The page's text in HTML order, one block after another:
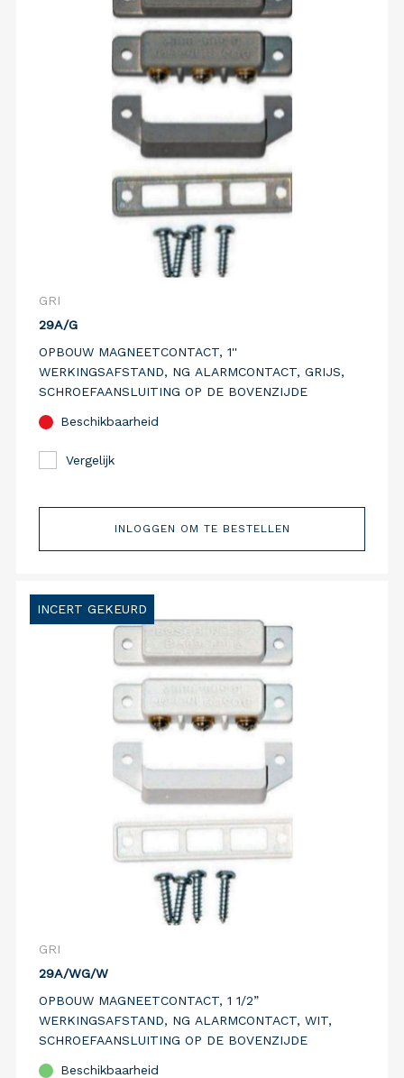
GRI
29A/G
OPBOUW MAGNEETCONTACT, 1''
WERKINGSAFSTAND, NG ALARMCONTACT, GRIJS,
SCHROEFAANSLUITING OP DE BOVENZIJDE
Beschikbaarheid
Vergelijk
INLOGGEN OM TE BESTELLEN
INCERT GEKEURD
GRI
29A/WG/W
OPBOUW MAGNEETCONTACT, 1 1/2”
WERKINGSAFSTAND, NG ALARMCONTACT, WIT,
SCHROEFAANSLUITING OP DE BOVENZIJDE
Beschikbaarheid